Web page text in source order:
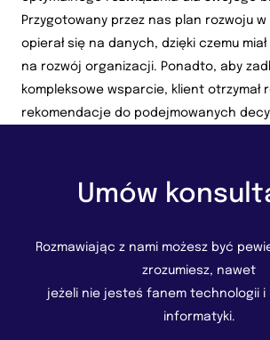
Przygotowany przez nas plan rozwoju w
opierał się na danych, dzięki czemu
na rozwój organizacji. Ponadto, aby
kompleksowe wsparcie, klient otrzymał
rekomendacje do podejmowanych
Umów
Rozmawiając z nami możesz być
zrozumiesz, nawet
jeżeli nie jesteś fanem technologii i
informatyki.